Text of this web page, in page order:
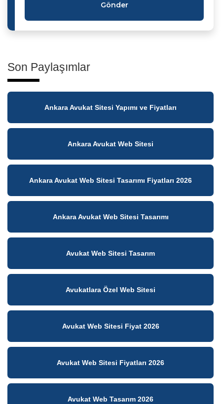
Gönder
Son Paylaşımlar
Ankara Avukat Sitesi Yapımı ve Fiyatları
Ankara Avukat Web Sitesi
Ankara Avukat Web Sitesi Tasarımı Fiyatları 2026
Ankara Avukat Web Sitesi Tasarımı
Avukat Web Sitesi Tasarım
Avukatlara Özel Web Sitesi
Avukat Web Sitesi Fiyat 2026
Avukat Web Sitesi Fiyatları 2026
Avukat Web Tasarım 2026